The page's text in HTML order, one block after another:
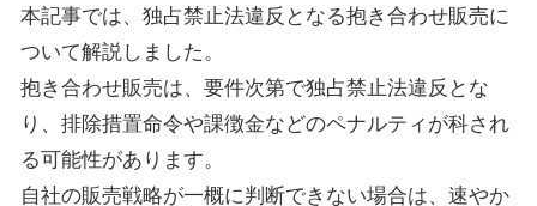
本記事では、独占禁止法違反となる抱き合わせ販売に
ついて解説しました。
抱き合わせ販売は、要件次第で独占禁止法違反とな
り、排除措置命令や課徴金などのペナルティが科され
る可能性があります。
自社の販売戦略が一概に判断できない場合は、速やか